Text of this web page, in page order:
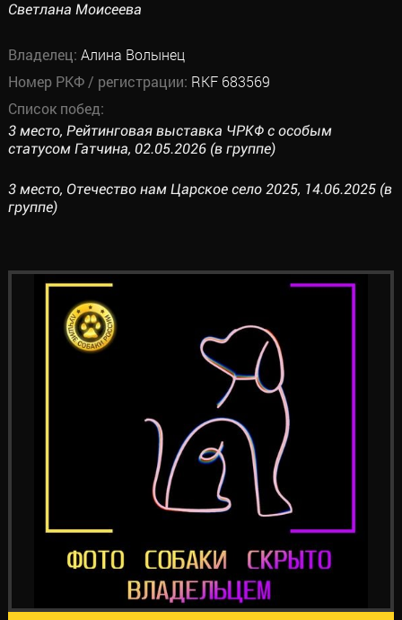
Светлана Моисеева
Владелец: Алина Волынец
Номер РКФ / регистрации: RKF 683569
Список побед:
3 место, Рейтинговая выставка ЧРКФ с особым
статусом Гатчина, 02.05.2026 (в группе)
3 место, Отечество нам Царское село 2025, 14.06.2025 (в
группе)